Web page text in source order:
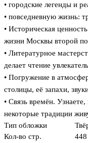
• городские легенды и
• повседневную жизнь:
• Историческая
жизни Москвы второй
• Литературное
делает чтение
• Погружение в
столицы, её запахи,
• Связь времён.
некоторые традиции
Тип обложки
Кол-во стр.
448